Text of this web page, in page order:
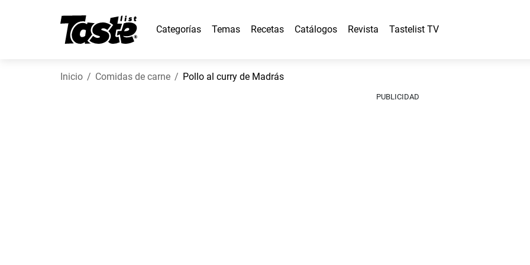
Categorías Temas Recetas Catálogos Revista Tastelist TV
Inicio Comidas de carne Pollo al curry de Madrás
PUBLICIDAD